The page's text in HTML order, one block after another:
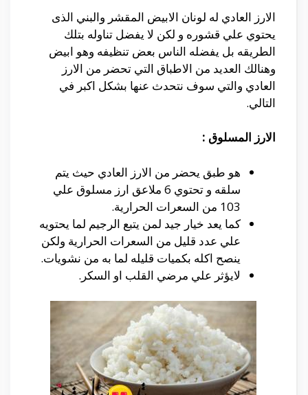
الارز العادي له لونان الابيض المقشر والبني الذى
يحتوي علي قشوره و لكن لا يفضل تناوله بتلك
الطريقه بل يفضله الناس بعض تنظيفه وهو ابيض
وهنالك العديد من الاطباق التي تحضر من الارز
العادي والتي سوف نتحدث عنها بشكل اكبر في
التالي.
الارز المسلوق :
هو طبق يحضر من الارز العادي حيث يتم
سلقه و تحتوي 6 ملاعق ارز مسلوق علي
103 من السعرات الحرارية.
كما يعد خيار جيد لمن يتبع الرجيم لما يحتويه
علي عدد قليل من السعرات الحرارية ولكن
ينصح اكله بكميات قليله لما به من نشويات.
لايؤثر علي مرضي القلب او السكر.